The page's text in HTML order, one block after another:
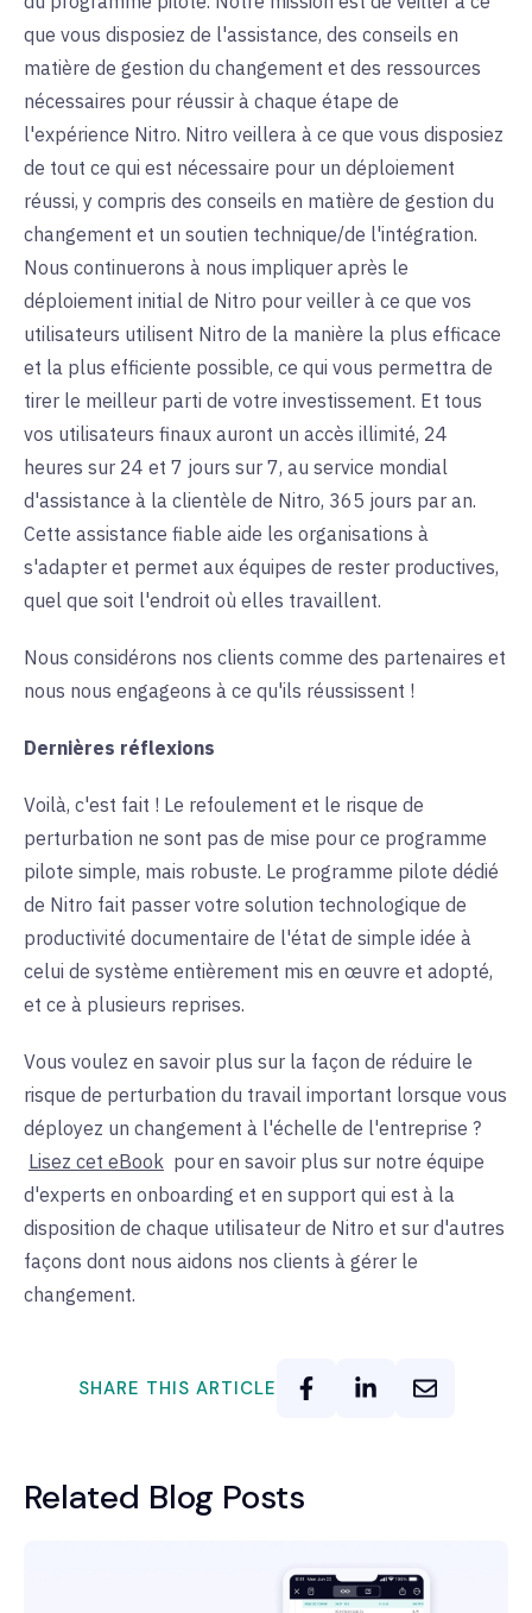
que vous disposiez de l'assistance, des conseils en
matière de gestion du changement et des ressources
nécessaires pour réussir à chaque étape de
l'expérience Nitro. Nitro veillera à ce que vous disposiez
de tout ce qui est nécessaire pour un déploiement
réussi, y compris des conseils en matière de gestion du
changement et un soutien technique/de l'intégration.
Nous continuerons à nous impliquer après le
déploiement initial de Nitro pour veiller à ce que vos
utilisateurs utilisent Nitro de la manière la plus efficace
et la plus efficiente possible, ce qui vous permettra de
tirer le meilleur parti de votre investissement. Et tous
vos utilisateurs finaux auront un accès illimité, 24
heures sur 24 et 7 jours sur 7, au service mondial
d'assistance à la clientèle de Nitro, 365 jours par an.
Cette assistance fiable aide les organisations à
s'adapter et permet aux équipes de rester productives,
quel que soit l'endroit où elles travaillent.
Nous considérons nos clients comme des partenaires et
nous nous engageons à ce qu'ils réussissent !
Dernières réflexions
Voilà, c'est fait ! Le refoulement et le risque de
perturbation ne sont pas de mise pour ce programme
pilote simple, mais robuste. Le programme pilote dédié
de Nitro fait passer votre solution technologique de
productivité documentaire de l'état de simple idée à
celui de système entièrement mis en œuvre et adopté,
et ce à plusieurs reprises.
Vous voulez en savoir plus sur la façon de réduire le
risque de perturbation du travail important lorsque vous
déployez un changement à l'échelle de l'entreprise ?
Lisez cet eBook pour en savoir plus sur notre équipe
d'experts en onboarding et en support qui est à la
disposition de chaque utilisateur de Nitro et sur d'autres
façons dont nous aidons nos clients à gérer le
changement.
SHARE THIS ARTICLE
Related Blog Posts